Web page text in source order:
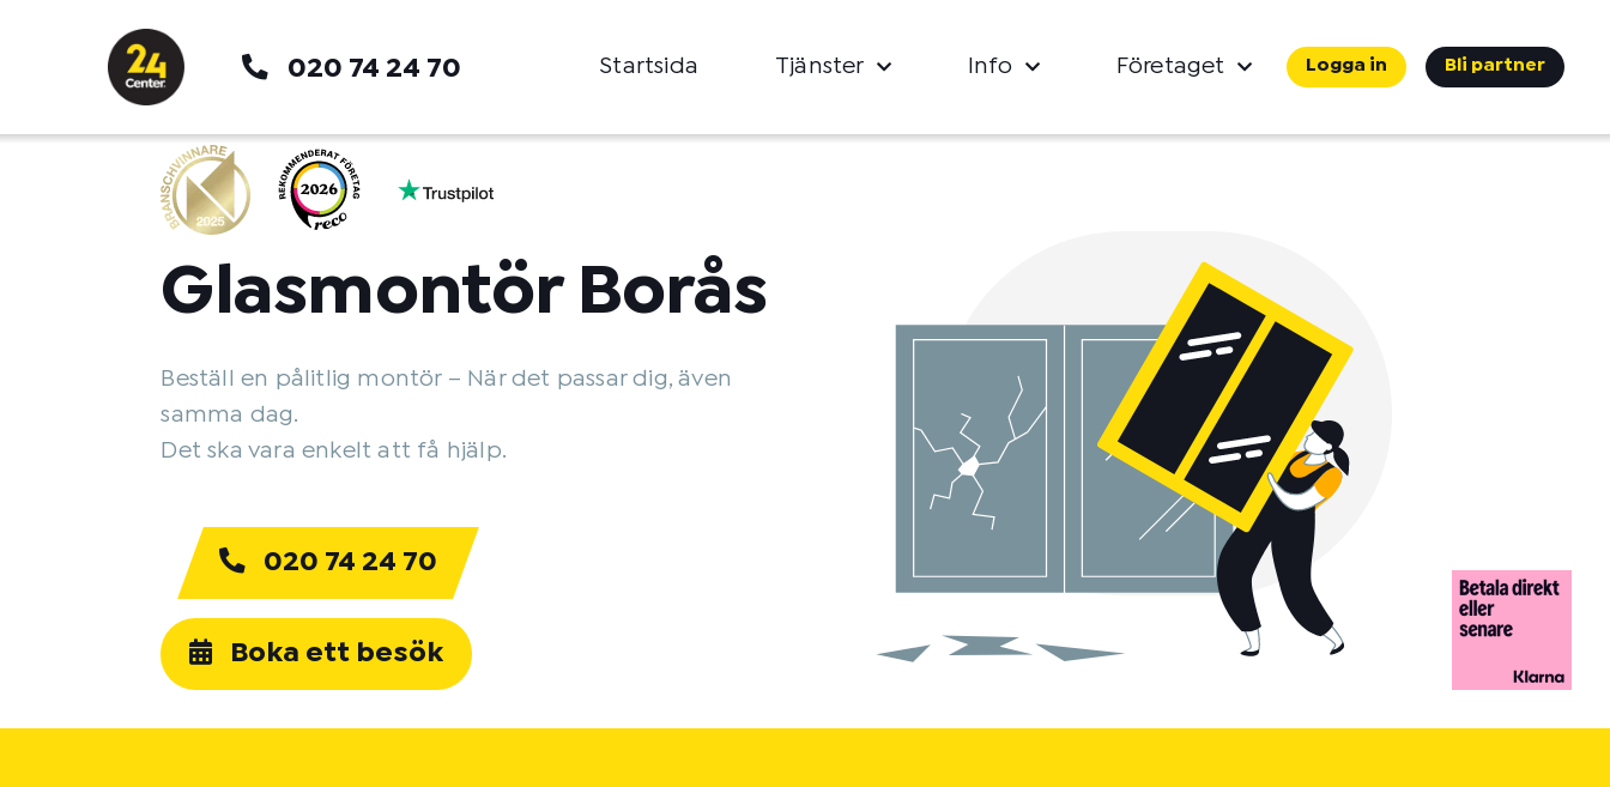
020 74 24 70 Startsida Tjänster Info Företaget Logga in Bli partner
Glasmontör Borås
Beställ en pålitlig montör – När det passar dig, även
samma dag.
Det ska vara enkelt att få hjälp.
020 74 24 70
Boka ett besök